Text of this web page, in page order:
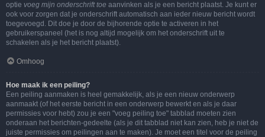
optie voeg mijn onderschrift toe aanvinken als je een bericht plaatst. Je kunt er
ook voor zorgen dat je onderschrift automatisch aan ieder nieuw bericht wordt
toegevoegd. Dit doe je door de bijhorende optie te activeren in het
gebruikerspaneel (het is nog altijd mogelijk om het onderschrift uit te
schakelen als je het bericht plaatst).
Omhoog
Hoe maak ik een peiling?
Een peiling aanmaken is heel gemakkelijk, als je een nieuw onderwerp
aanmaakt (of het eerste bericht in een onderwerp bewerkt en als je daar
permissies voor hebt) zou je een "voeg peiling toe" tabblad moeten zien
onderaan het berichten-gedeelte (als je dit tabblad niet kan zien, heb je niet de
juiste permissies om peilingen aan te maken). Je moet een titel voor de peiling